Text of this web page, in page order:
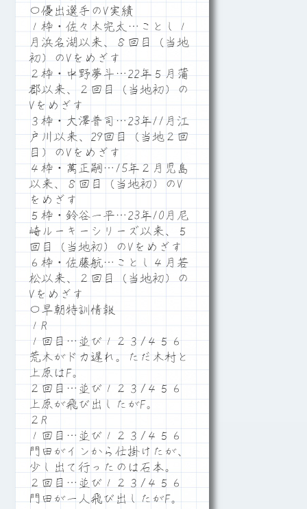
〇優出選手のV実績
１枠・佐々木完太…ことし１
月浜名湖以来、８回目（当地
初）のVをめざす
２枠・中野夢斗…22年５月蒲
郡以来、２回目（当地初）の
Vをめざす
３枠・大澤普司…23年11月江
戸川以来、29回目（当地２回
目）のVをめざす
４枠・萬正嗣…15年２月児島
以来、８回目（当地初）のV
をめざす
５枠・鈴谷一平…23年10月尼
崎ルーキーシリーズ以来、５
回目（当地初）のVをめざす
６枠・佐藤航…ことし４月若
松以来、２回目（当地初）の
Vをめざす
〇早朝特訓情報
１R
１回目…並び１２３/４５６
荒木がドカ遅れ。ただ木村と
上原はF。
２回目…並び１２３/４５６
上原が飛び出したがF。
２R
１回目…並び１２３/４５６
門田がインから仕掛けたが、
少し出て行ったのは石本。
２回目…並び１２３/４５６
門田が一人飛び出したがF。